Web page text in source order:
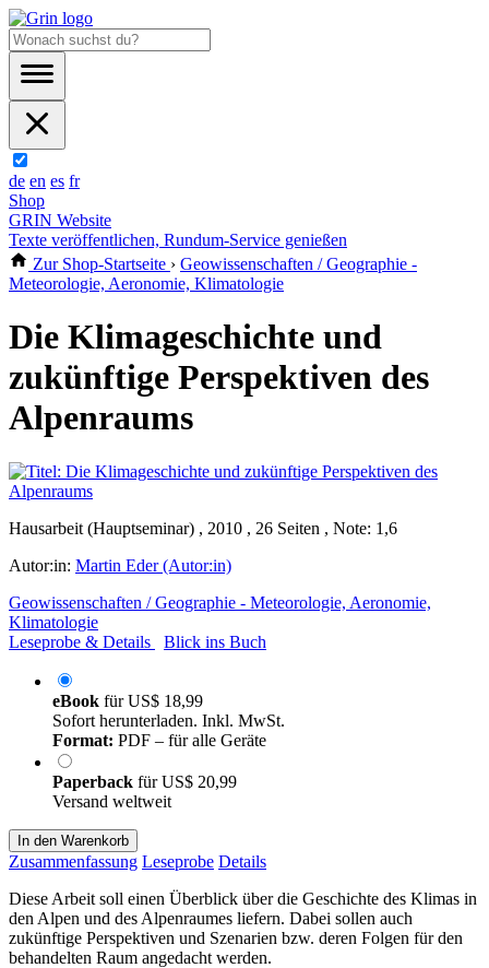
de en es fr
Shop
GRIN Website
Texte veröffentlichen, Rundum-Service genießen
Zur Shop-Startseite › Geowissenschaften / Geographie -
Meteorologie, Aeronomie, Klimatologie
Die Klimageschichte und
zukünftige Perspektiven des
Alpenraums
Hausarbeit (Hauptseminar) , 2010 , 26 Seiten , Note: 1,6
Autor:in: Martin Eder (Autor:in)
Geowissenschaften / Geographie - Meteorologie, Aeronomie,
Klimatologie
Leseprobe & Details
Blick ins Buch
eBook fürUS$ 18,99
Sofort herunterladen. Inkl. MwSt.
Format: PDF – für alle Geräte
Paperback fürUS$ 20,99
Versand weltweit
In den Warenkorb
Zusammenfassung Leseprobe Details
Diese Arbeit soll einen Überblick über die Geschichte des Klimas in
den Alpen und des Alpenraumes liefern. Dabei sollen auch
zukünftige Perspektiven und Szenarien bzw. deren Folgen für den
behandelten Raum angedacht werden.